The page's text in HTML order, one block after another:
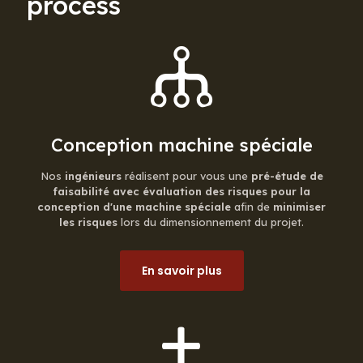
Conception machine spéciale
Nos ingénieursréalisent pour vous une pré-étude de
faisabilité avec évaluation des risques pour la
conception d'une machine spéciale afin de minimiser
les risques lors du dimensionnement du projet.
En savoir plus